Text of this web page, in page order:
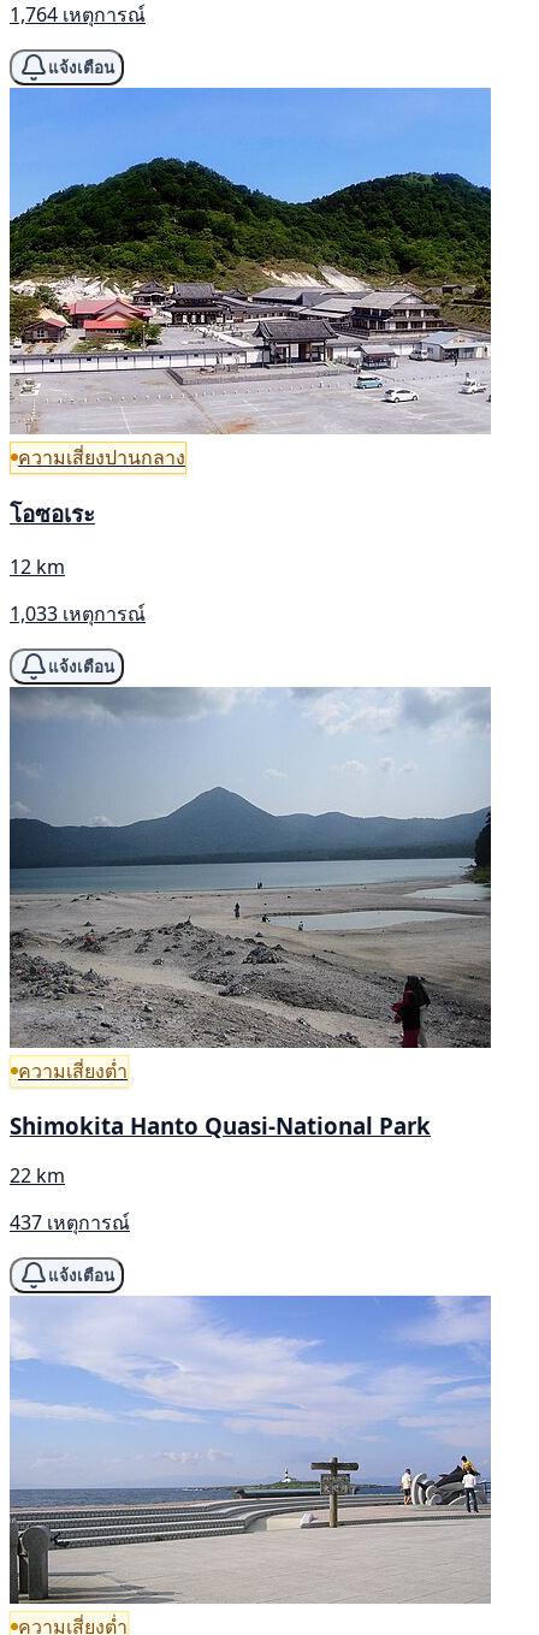
1,764 เหตุการณ์
แจ้งเตือน
ความเสี่ยงปานกลาง
โอซอเระ
12 km
1,033 เหตุการณ์
แจ้งเตือน
ความเสี่ยงต่ำ
Shimokita Hanto Quasi-National Park
22 km
437 เหตุการณ์
แจ้งเตือน
ความเสี่ยงต่ำ